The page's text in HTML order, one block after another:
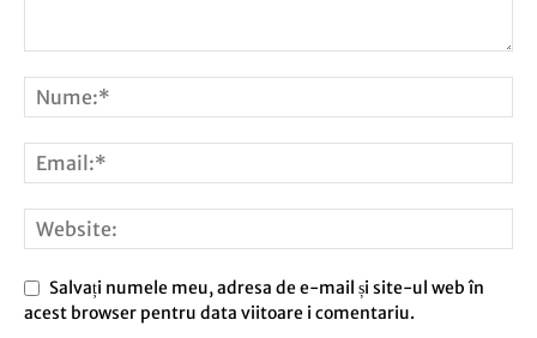
Salvați numele meu, adresa de e-mail și site-ul web în
acest browser pentru data viitoare i comentariu.